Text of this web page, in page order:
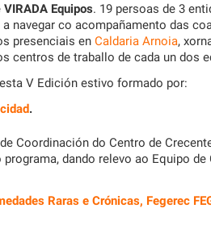
VIRADA Equipos. 19 persoas de 3
navegar co acompañamento das
presenciais en Caldaria Arnoia,
centros de traballo de cada un dos
V Edición estivo formado por:
.
Coordinación do Centro de
dando relevo ao Equipo
Raras e Crónicas, Fegerec